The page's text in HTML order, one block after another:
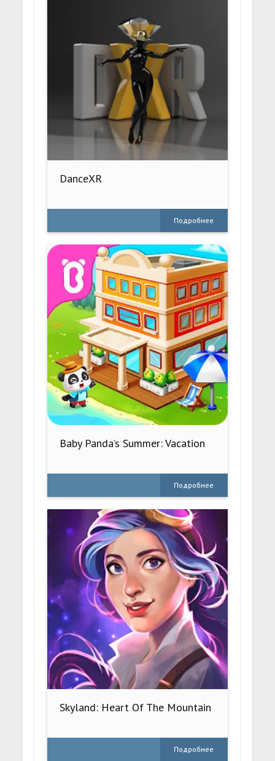
DanceXR
Подробнее
Baby Panda’s Summer: Vacation
Подробнее
Skyland: Heart Of The Mountain
Подробнее